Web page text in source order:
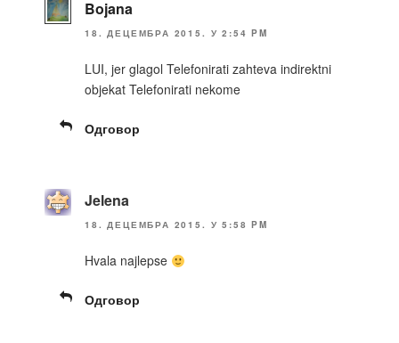
Bojana
18. ДЕЦЕМБРА 2015. У 2:54 PM
LUI, jer glagol Telefonirati zahteva indirektni
objekat Telefonirati nekome
Одговор
Jelena
18. ДЕЦЕМБРА 2015. У 5:58 PM
Hvala najlepse
Одговор